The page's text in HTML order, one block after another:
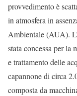
provvedimento è
in atmosfera in
Ambientale (AUA).
stata concessa per la
e trattamento delle
capannone di circa
composta da